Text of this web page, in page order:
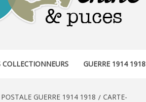
COLLECTIONNEURS GUERRE 1914 1918
GUERRE 1914 1918
CARTE-